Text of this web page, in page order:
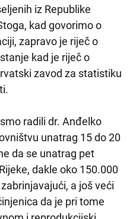
iz Republike
kad govorimo o
zapravo je riječ o
kad je riječ o
zavod za statistiku
radili dr. Anđelko
unatrag 15 do 20
da se unatrag pet
dakle oko 150.000
a još veći
da je pri tome